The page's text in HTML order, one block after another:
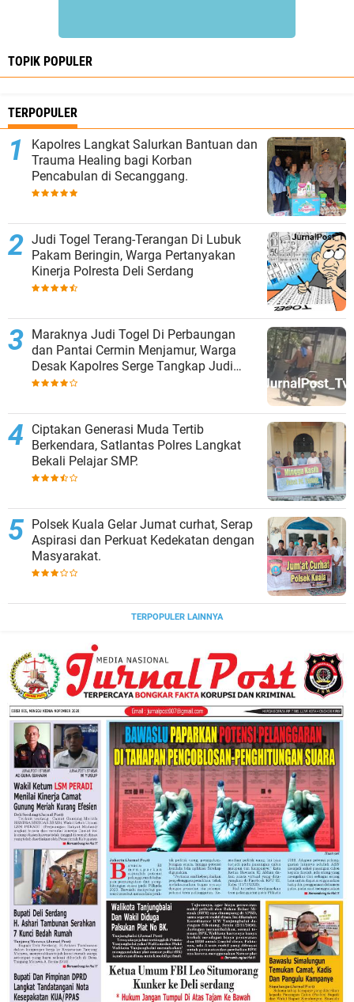
TOPIK POPULER
TERPOPULER
Kapolres Langkat Salurkan Bantuan dan
Trauma Healing bagi Korban
Pencabulan di Secanggang.
Judi Togel Terang-Terangan Di Lubuk
Pakam Beringin, Warga Pertanyakan
Kinerja Polresta Deli Serdang
Maraknya Judi Togel Di Perbaungan
dan Pantai Cermin Menjamur, Warga
Desak Kapolres Serge Tangkap Judi
Togel
Ciptakan Generasi Muda Tertib
Berkendara, Satlantas Polres Langkat
Bekali Pelajar SMP.
Polsek Kuala Gelar Jumat curhat, Serap
Aspirasi dan Perkuat Kedekatan dengan
Masyarakat.
TERPOPULER LAINNYA